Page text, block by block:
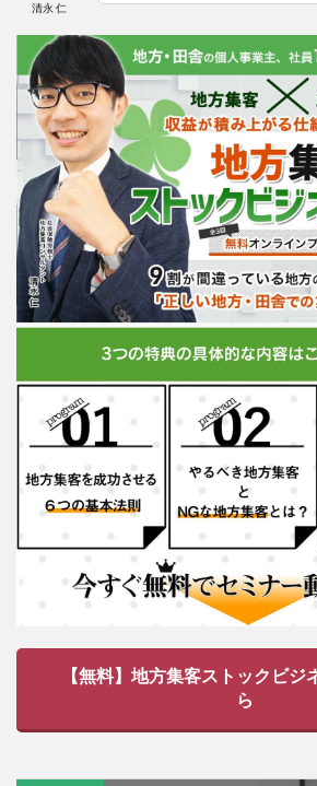
清永 仁
【無料】地方集客ストックビジ
ら